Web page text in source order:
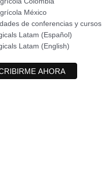
México
de conferencias y cursos
Latam (Español)
Latam (English)